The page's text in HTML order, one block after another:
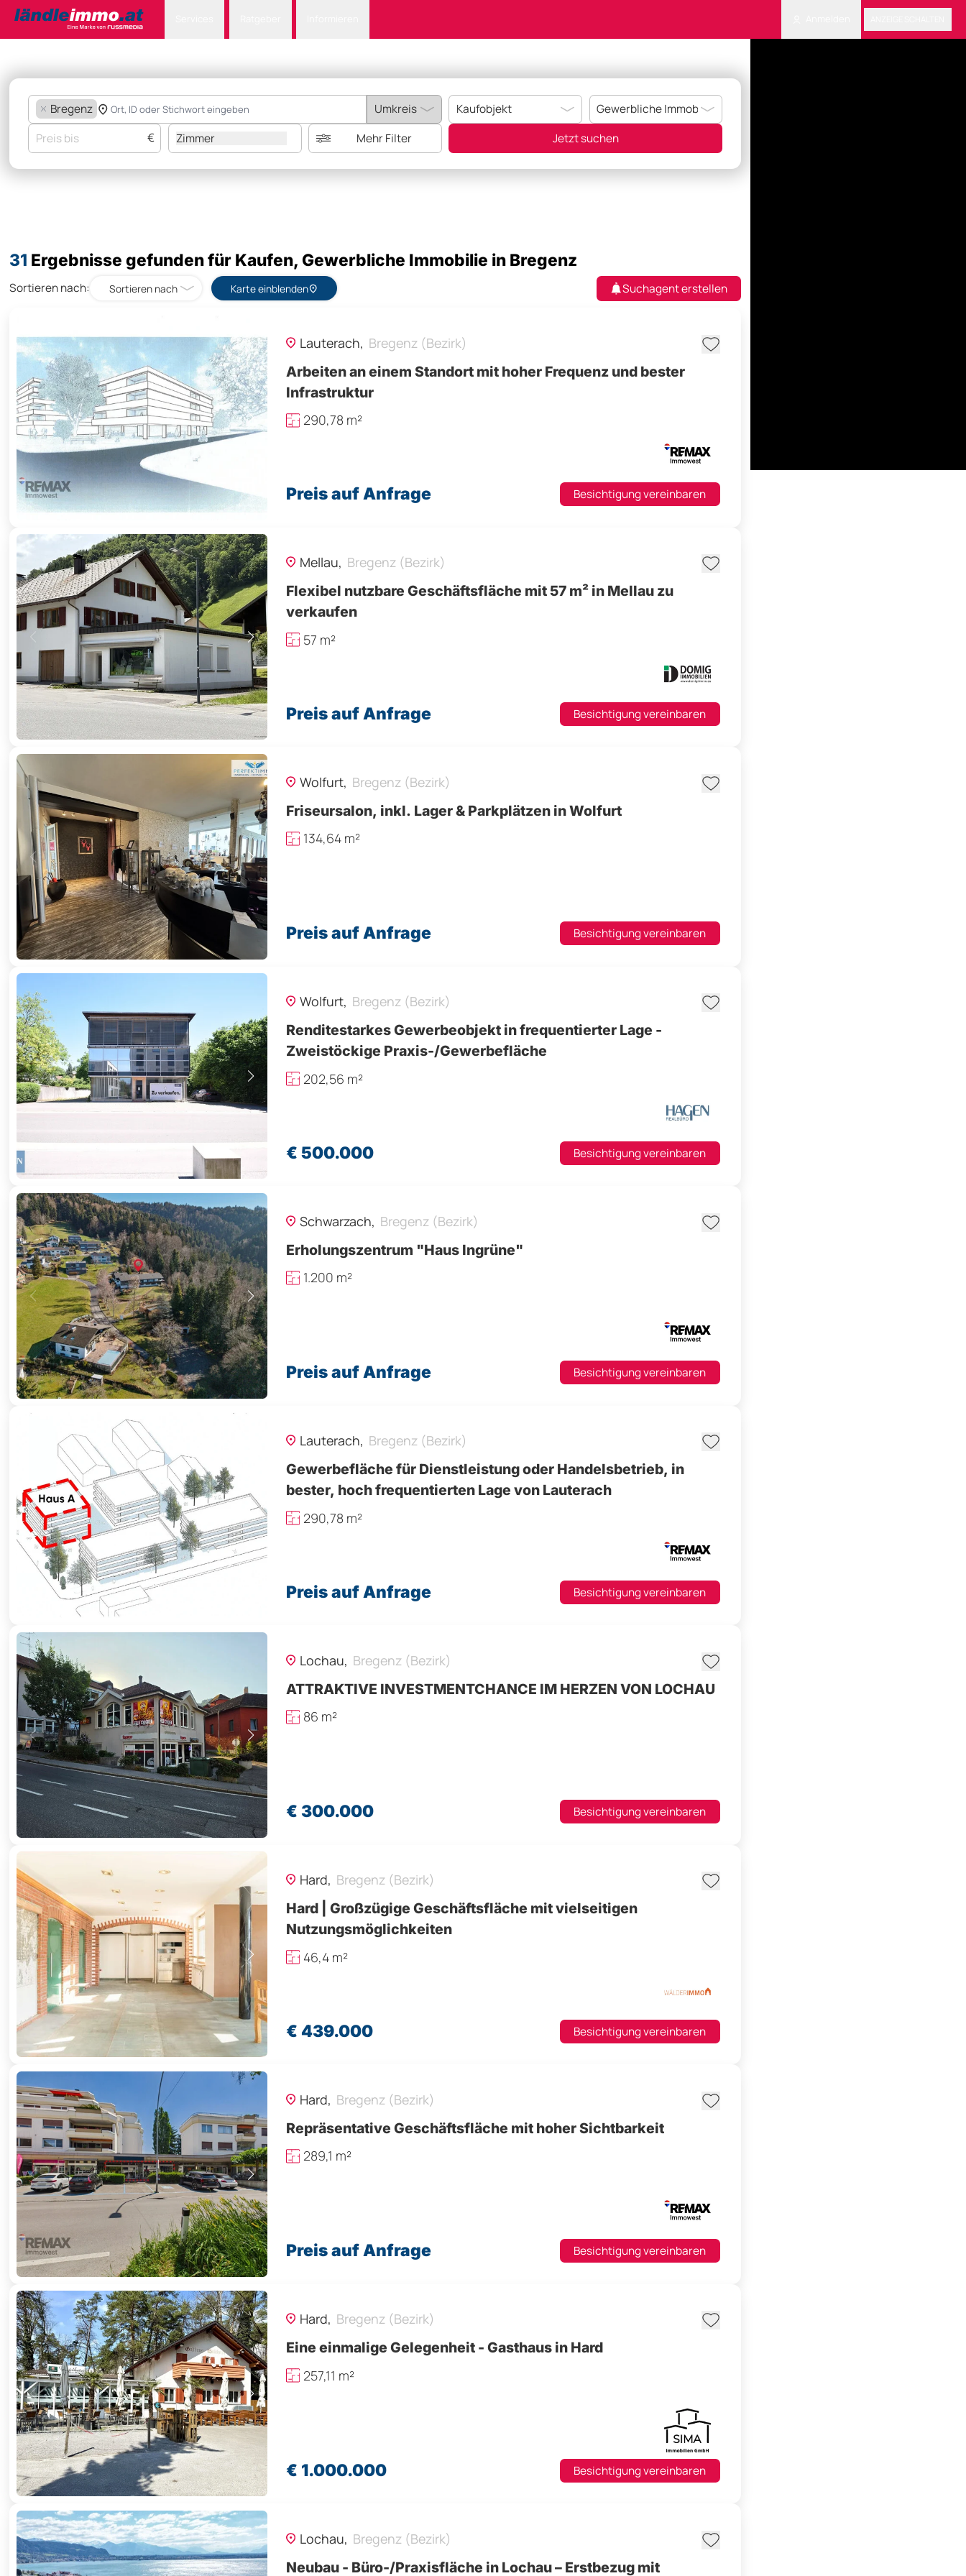
Bregenz
€
Zimmer Mehr Filter Jetzt suchen
31 Ergebnisse gefunden für Kaufen, Gewerbliche Immobilie in Bregenz
Sortieren nach: Sortieren nach Karte einblenden Suchagent erstellen
Lauterach, Bregenz (Bezirk)
Arbeiten an einem Standort mit hoher Frequenz und bester
Infrastruktur
290,78 m²
Preis auf Anfrage Besichtigung vereinbaren
Mellau, Bregenz (Bezirk)
Flexibel nutzbare Geschäftsfläche mit 57 m² in Mellau zu
verkaufen
57 m²
Preis auf Anfrage Besichtigung vereinbaren
Wolfurt, Bregenz (Bezirk)
Friseursalon, inkl. Lager & Parkplätzen in Wolfurt
134,64 m²
Preis auf Anfrage Besichtigung vereinbaren
Wolfurt, Bregenz (Bezirk)
Renditestarkes Gewerbeobjekt in frequentierter Lage -
Zweistöckige Praxis-/Gewerbefläche
202,56 m²
€ 500.000 Besichtigung vereinbaren
Schwarzach, Bregenz (Bezirk)
Erholungszentrum "Haus Ingrüne"
1.200 m²
Preis auf Anfrage Besichtigung vereinbaren
Lauterach, Bregenz (Bezirk)
Gewerbefläche für Dienstleistung oder Handelsbetrieb, in
bester, hoch frequentierten Lage von Lauterach
290,78 m²
Preis auf Anfrage Besichtigung vereinbaren
Lochau, Bregenz (Bezirk)
ATTRAKTIVE INVESTMENTCHANCE IM HERZEN VON LOCHAU
86 m²
€ 300.000 Besichtigung vereinbaren
Hard, Bregenz (Bezirk)
Hard | Großzügige Geschäftsfläche mit vielseitigen
Nutzungsmöglichkeiten
46,4 m²
€ 439.000 Besichtigung vereinbaren
Hard, Bregenz (Bezirk)
Repräsentative Geschäftsfläche mit hoher Sichtbarkeit
289,1 m²
Preis auf Anfrage Besichtigung vereinbaren
Hard, Bregenz (Bezirk)
Eine einmalige Gelegenheit - Gasthaus in Hard
257,11 m²
€ 1.000.000 Besichtigung vereinbaren
Lochau, Bregenz (Bezirk)
Neubau - Büro-/Praxisfläche in Lochau – Erstbezug mit